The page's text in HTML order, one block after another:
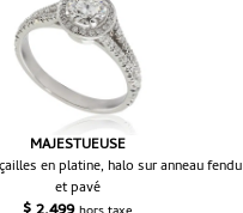
MAJESTUEUSE
en platine, halo sur anneau fendu
et pavé